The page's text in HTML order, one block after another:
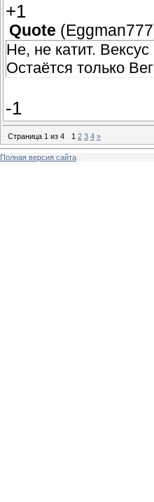
+1
Quote (Eggman777
Не, не катит.
Остаётся только
-1
Страница 1 из 4 1 2 3 4 »
Полная версия сайта